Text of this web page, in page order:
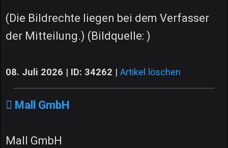
(Die Bildrechte liegen bei dem Verfasser
der Mitteilung.) (Bildquelle: )
08. Juli 2026 | ID: 34262 | Artikel löschen
Mall GmbH
Mall GmbH